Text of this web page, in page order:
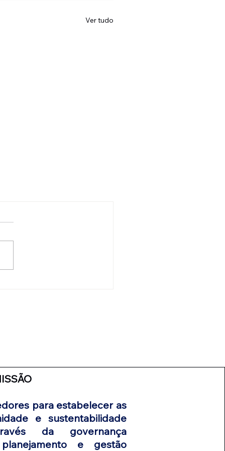
Ver tudo
para estabelecer as
e sustentabilidade
da governança
e gestão